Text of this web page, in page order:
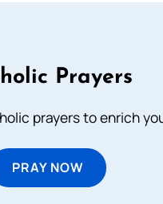
Prayers
prayers to enrich
PRAY NOW